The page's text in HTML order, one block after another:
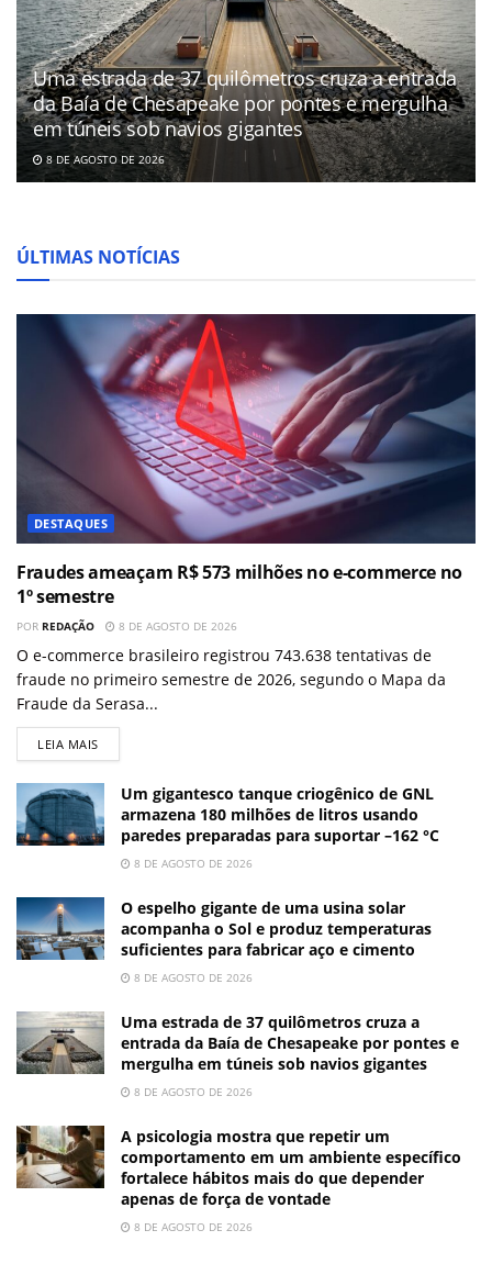
Uma estrada de 37 quilômetros cruza a entrada
da Baía de Chesapeake por pontes e mergulha
em túneis sob navios gigantes
8 DE AGOSTO DE 2026
ÚLTIMAS NOTÍCIAS
DESTAQUES
Fraudes ameaçam R$ 573 milhões no e-commerce no
1º semestre
POR REDAÇÃO 8 DE AGOSTO DE 2026
O e-commerce brasileiro registrou 743.638 tentativas de
fraude no primeiro semestre de 2026, segundo o Mapa da
Fraude da Serasa...
LEIA MAIS
Um gigantesco tanque criogênico de GNL
armazena 180 milhões de litros usando
paredes preparadas para suportar –162 °C
8 DE AGOSTO DE 2026
O espelho gigante de uma usina solar
acompanha o Sol e produz temperaturas
suficientes para fabricar aço e cimento
8 DE AGOSTO DE 2026
Uma estrada de 37 quilômetros cruza a
entrada da Baía de Chesapeake por pontes e
mergulha em túneis sob navios gigantes
8 DE AGOSTO DE 2026
A psicologia mostra que repetir um
comportamento em um ambiente específico
fortalece hábitos mais do que depender
apenas de força de vontade
8 DE AGOSTO DE 2026